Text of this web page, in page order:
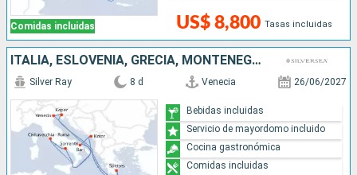
Comidas incluidas US$ 8,800 Tasas incluidas
ITALIA, ESLOVENIA, GRECIA, MONTENEGRO
Silver Ray 8 d Venecia 26/06/2027
Bebidas incluidas
Servicio de mayordomo incluido
Cocina gastronómica
Comidas incluidas